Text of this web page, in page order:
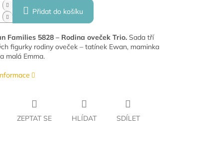
Přidat do košíku
Families 5828 – Rodina oveček Trio.Sada tří
figurky rodiny oveček – tatínek Ewan, maminka
malá Emma.
ZEPTAT SE HLÍDAT SDÍLET